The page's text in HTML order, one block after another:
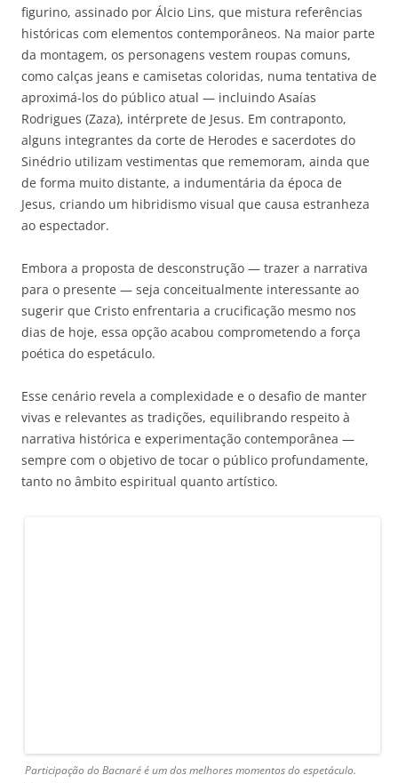
figurino, assinado por Álcio Lins, que mistura referências
históricas com elementos contemporâneos. Na maior parte
da montagem, os personagens vestem roupas comuns,
como calças jeans e camisetas coloridas, numa tentativa de
aproximá-los do público atual — incluindo Asaías
Rodrigues (Zaza), intérprete de Jesus. Em contraponto,
alguns integrantes da corte de Herodes e sacerdotes do
Sinédrio utilizam vestimentas que rememoram, ainda que
de forma muito distante, a indumentária da época de
Jesus, criando um hibridismo visual que causa estranheza
ao espectador.
Embora a proposta de desconstrução — trazer a narrativa
para o presente — seja conceitualmente interessante ao
sugerir que Cristo enfrentaria a crucificação mesmo nos
dias de hoje, essa opção acabou comprometendo a força
poética do espetáculo.
Esse cenário revela a complexidade e o desafio de manter
vivas e relevantes as tradições, equilibrando respeito à
narrativa histórica e experimentação contemporânea —
sempre com o objetivo de tocar o público profundamente,
tanto no âmbito espiritual quanto artístico.
Participação do Bacnaré é um dos melhores momentos do espetáculo.